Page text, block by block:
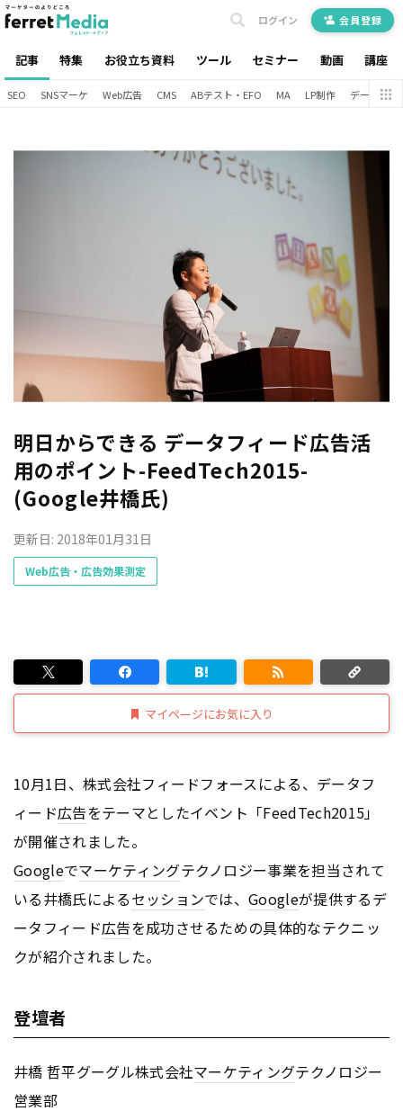
記事 特集 お役立ち資料 ツール セミナー 動画 講座
ログイン 会員登録
SEO SNSマーケ Web広告 CMS ABテスト・EFO MA LP制作 データ分析
明日からできる データフィード広告活
用のポイント-FeedTech2015-
(Google井橋氏)
更新日: 2018年01月31日
Web広告・広告効果測定
マイページにお気に入り
10月1日、株式会社フィードフォースによる、データフ
ィード広告をテーマとしたイベント「FeedTech2015」
が開催されました。
Googleでマーケティングテクノロジー事業を担当されて
いる井橋氏によるセッションでは、Googleが提供するデ
ータフィード広告を成功させるための具体的なテクニッ
クが紹介されました。
登壇者
井橋 哲平グーグル株式会社マーケティングテクノロジー
営業部